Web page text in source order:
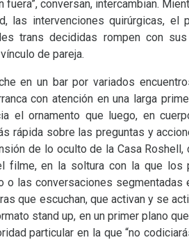
conversan, intercambian.
las intervenciones quirúrgicas, el
trans decididas rompen con
de pareja.
en un bar por variados
con atención en una larga
el ornamento que luego, en
rápida sobre las preguntas y
de lo oculto de la Casa
filme, en la soltura con la que los
o las conversaciones segmentadas
que escuchan, que activan y se
stand up, en un primer plano
particular en la que “no